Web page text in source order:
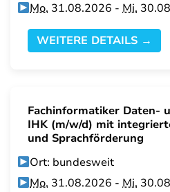
Mo. 31.08.2026 -Mi.
WEITERE DETAILS →
Fachinformatiker Daten-
IHK (m/w/d) mit
und Sprachförderung
Ort: bundesweit
Mo. 31.08.2026 -Mi.